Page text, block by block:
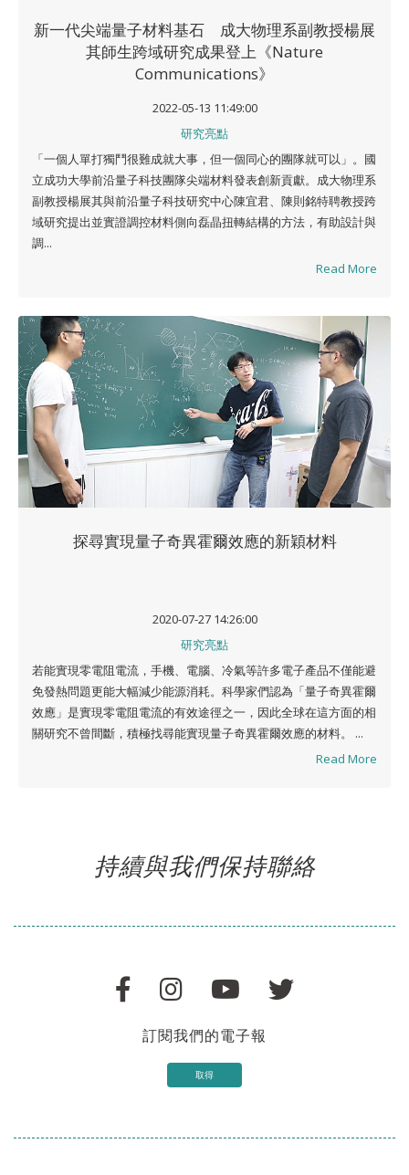
新一代尖端量子材料基石 成大物理系副教授楊展
其師生跨域研究成果登上《Nature
Communications》
2022-05-13 11:49:00
研究亮點
「一個人單打獨鬥很難成就大事，但一個同心的團隊就可以」。國
立成功大學前沿量子科技團隊尖端材料發表創新貢獻。成大物理系
副教授楊展其與前沿量子科技研究中心陳宜君、陳則銘特聘教授跨
域研究提出並實證調控材料側向磊晶扭轉結構的方法，有助設計與
調...
Read More
探尋實現量子奇異霍爾效應的新穎材料
2020-07-27 14:26:00
研究亮點
若能實現零電阻電流，手機、電腦、冷氣等許多電子產品不僅能避
免發熱問題更能大幅減少能源消耗。科學家們認為「量子奇異霍爾
效應」是實現零電阻電流的有效途徑之一，因此全球在這方面的相
關研究不曾間斷，積極找尋能實現量子奇異霍爾效應的材料。 ...
Read More
持續與我們保持聯絡
訂閱我們的電子報
取得